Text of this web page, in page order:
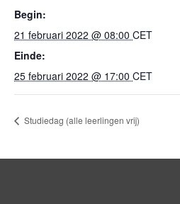
Begin:
21 februari 2022 @ 08:00 CET
Einde:
25 februari 2022 @ 17:00 CET
Studiedag (alle leerlingen vrij)